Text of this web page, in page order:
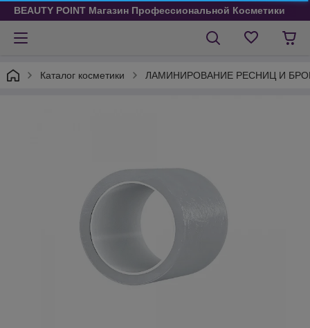
BEAUTY POINT Магазин Профессиональной Косметики
Каталог косметики ЛАМИНИРОВАНИЕ РЕСНИЦ И